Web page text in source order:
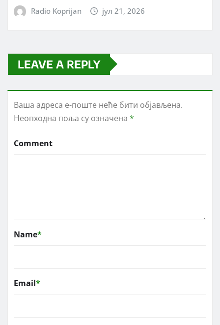
Radio Koprijan јул 21, 2026
LEAVE A REPLY
Ваша адреса е-поште неће бити објављена.
Неопходна поља су означена *
Comment
Name*
Email*